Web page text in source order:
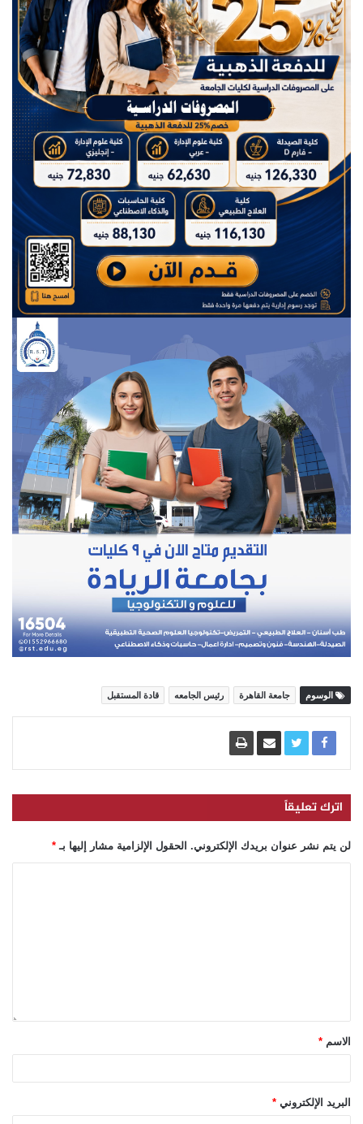
الوسوم جامعة القاهرة رئيس الجامعه قادة المستقبل
اترك تعليقاً
لن يتم نشر عنوان بريدك الإلكتروني. الحقول الإلزامية مشار إليها بـ *
الاسم *
البريد الإلكتروني *